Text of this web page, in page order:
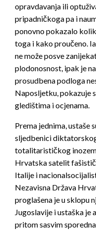
opravdavanja ili
pripadničkoga pa i
ponovno pokazalo
toga i kako proučeno.
ne može posve
plodonosnost, ipak je
prosudbena podloga
Naposljetku, pokazuje
gledištima i ocjenama.
Prema jednima, ustaše
sljedbenici
totalitarističkog
Hrvatska satelit
Italije i
Nezavisna Država
proglašena je u sklopu
Jugoslavije i ustaška je
pritom sasvim